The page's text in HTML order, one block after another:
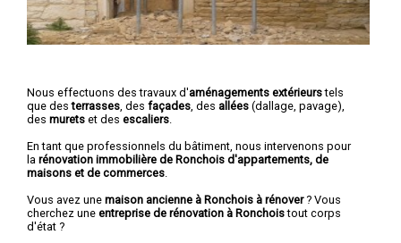
Nous effectuons des travaux d'aménagements extérieurstels
que desterrasses , des façades , des allées (dallage, pavage),
des murets et des escaliers
En tant que professionnels du bâtiment, nous intervenons pour
la rénovation immobilière de Ronchois d'appartements, de
maisons et de commerces
Vous avez une maison ancienne à Ronchois à rénover? Vous
cherchez une entreprise de rénovation à Ronchoistout corps
d'état ?